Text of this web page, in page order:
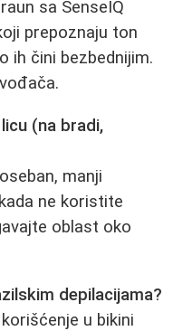
sa SenseIQ
prepoznaju ton
ih čini bezbednijim.
(na bradi,
manji
ne koristite
oblast oko
depilacijama?
u bikini